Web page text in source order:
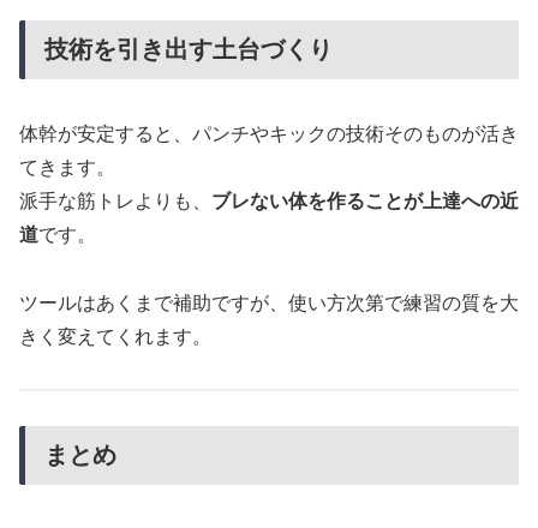
技術を引き出す土台づくり
体幹が安定すると、パンチやキックの技術そのものが活き
てきます。
派手な筋トレよりも、 ブレない体を作ることが上達への近
道です。
ツールはあくまで補助ですが、使い方次第で練習の質を大
きく変えてくれます。
まとめ